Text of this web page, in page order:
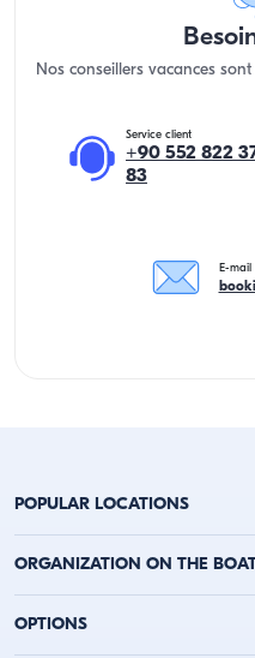
Nos conseillers vacances
Service client
+90 552 822
83
E-mail
POPULAR LOCATIONS
Location de yacht à Antalya
Location de yacht à Kaş
ORGANIZATION ON THE
Fête d'anniversaire sur le yacht
OPTIONS